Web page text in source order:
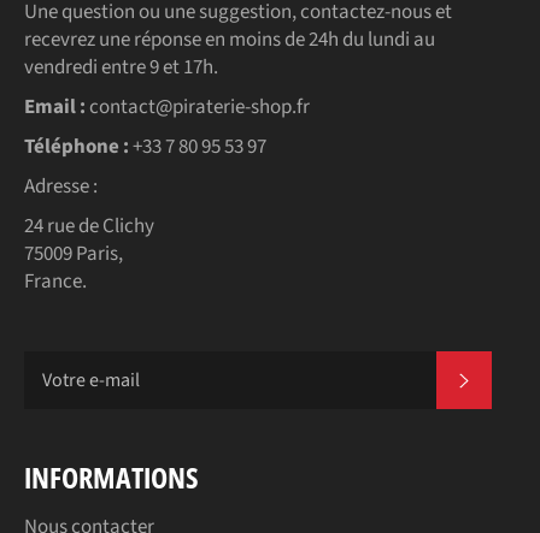
Une question ou une suggestion, contactez-nous et
recevrez une réponse en moins de 24h du lundi au
vendredi entre 9 et 17h.
Email : contact@piraterie-shop.fr
Téléphone :+33 7 80 95 53 97
Adresse :
24 rue de Clichy
75009 Paris,
France.
INFORMATIONS